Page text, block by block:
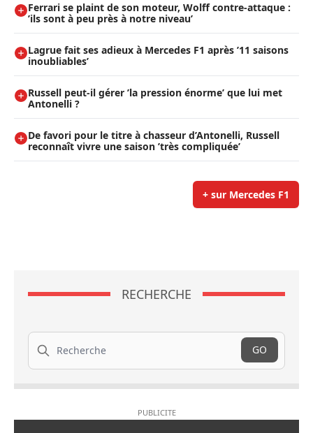
Ferrari se plaint de son moteur, Wolff contre-attaque :
’ils sont à peu près à notre niveau’
Lagrue fait ses adieux à Mercedes F1 après ’11 saisons
inoubliables’
Russell peut-il gérer ’la pression énorme’ que lui met
Antonelli ?
De favori pour le titre à chasseur d’Antonelli, Russell
reconnaît vivre une saison ’très compliquée’
+ sur Mercedes F1
RECHERCHE
Recherche
GO